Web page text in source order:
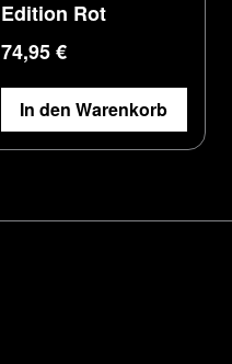
Edition Rot
Regulärer Preis:
74,95 €
In den Warenkorb